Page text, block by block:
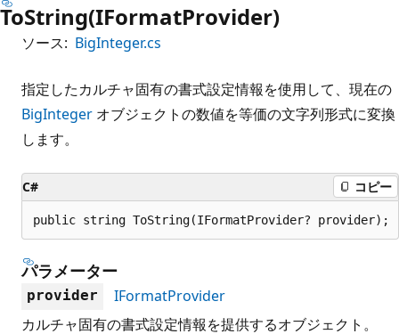
ToString(IFormatProvider)
ソース: BigInteger.cs
指定したカルチャ固有の書式設定情報を使用して、現在の
BigInteger オブジェクトの数値を等価の文字列形式に変換
します。
C# コピー
public string ToString(IFormatProvider? provider);
パラメーター
provider
IFormatProvider
カルチャ固有の書式設定情報を提供するオブジェクト。